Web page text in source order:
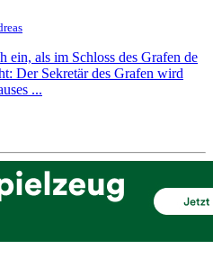
ein, als im Schloss des Grafen de
Der Sekretär des Grafen wird
...